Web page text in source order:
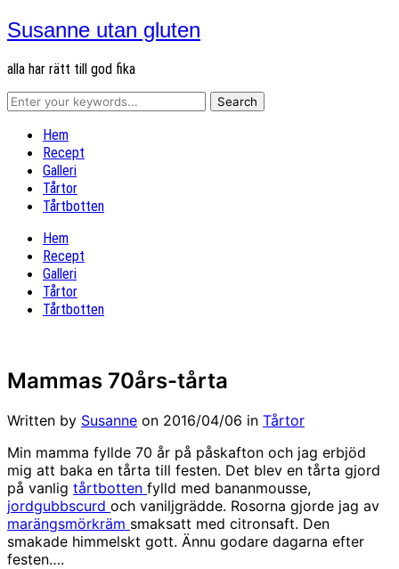
Susanne utan gluten
alla har rätt till god fika
Hem
Recept
Galleri
Tårtor
Tårtbotten
Hem
Recept
Galleri
Tårtor
Tårtbotten
Mammas 70års-tårta
Written by Susanne on 2016/04/06 in Tårtor
Min mamma fyllde 70 år på påskafton och jag erbjöd
mig att baka en tårta till festen. Det blev en tårta gjord
på vanlig tårtbotten fylld med bananmousse,
jordgubbscurd och vaniljgrädde. Rosorna gjorde jag av
marängsmörkräm smaksatt med citronsaft. Den
smakade himmelskt gott. Ännu godare dagarna efter
festen….